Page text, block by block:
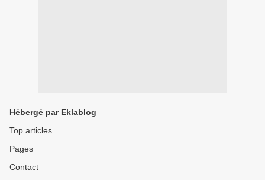
Hébergé par Eklablog
Top articles
Pages
Contact